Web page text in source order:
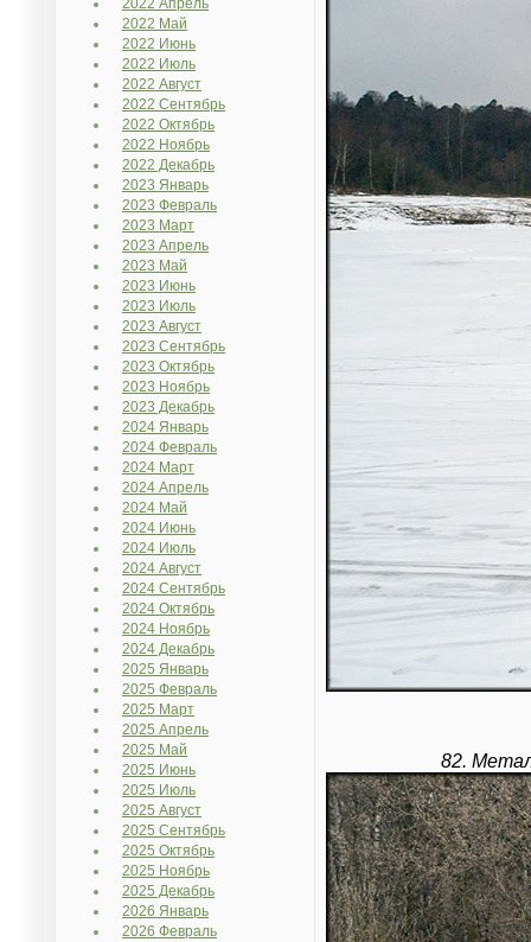
2022 Апрель
2022 Май
2022 Июнь
2022 Июль
2022 Август
2022 Сентябрь
2022 Октябрь
2022 Ноябрь
2022 Декабрь
2023 Январь
2023 Февраль
2023 Март
2023 Апрель
2023 Май
2023 Июнь
2023 Июль
2023 Август
2023 Сентябрь
2023 Октябрь
2023 Ноябрь
2023 Декабрь
2024 Январь
2024 Февраль
2024 Март
2024 Апрель
2024 Май
2024 Июнь
2024 Июль
2024 Август
2024 Сентябрь
2024 Октябрь
2024 Ноябрь
2024 Декабрь
2025 Январь
2025 Февраль
2025 Март
2025 Апрель
2025 Май
2025 Июнь
2025 Июль
2025 Август
2025 Сентябрь
2025 Октябрь
2025 Ноябрь
2025 Декабрь
2026 Январь
2026 Февраль
82.